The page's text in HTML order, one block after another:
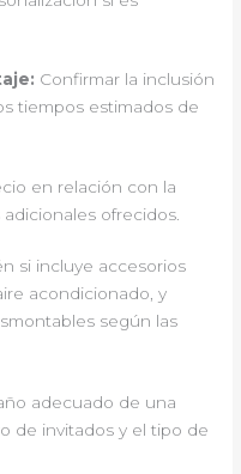
Confirmar la inclusión
tiempos estimados de
en relación con la
ofrecidos.
si incluye accesorios
acondicionado, y
según las
adecuado de una
de invitados y el tipo de